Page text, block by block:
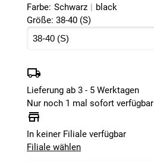
Farbe: Schwarz | black
Größe: 38-40 (S)
Lieferung ab 3 - 5 Werktagen
Nur noch 1 mal sofort verfügbar
In keiner Filiale verfügbar
Filiale wählen